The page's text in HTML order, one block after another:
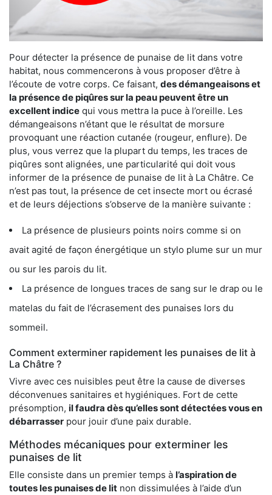
Pour détecter la présence de punaise de lit dans votre
habitat, nous commencerons à vous proposer d’être à
l’écoute de votre corps. Ce faisant, des démangeaisons et
la présence de piqûres sur la peau peuvent être un
excellent indice qui vous mettra la puce à l’oreille. Les
démangeaisons n’étant que le résultat de morsure
provoquant une réaction cutanée (rougeur, enflure). De
plus, vous verrez que la plupart du temps, les traces de
piqûres sont alignées, une particularité qui doit vous
informer de la présence de punaise de lit à La Châtre. Ce
n’est pas tout, la présence de cet insecte mort ou écrasé
et de leurs déjections s’observe de la manière suivante :
La présence de plusieurs points noirs comme si on
avait agité de façon énergétique un stylo plume sur un mur
ou sur les parois du lit.
La présence de longues traces de sang sur le drap ou le
matelas du fait de l’écrasement des punaises lors du
sommeil.
Comment exterminer rapidement les punaises de lit à
La Châtre ?
Vivre avec ces nuisibles peut être la cause de diverses
déconvenues sanitaires et hygiéniques. Fort de cette
présomption, il faudra dès qu’elles sont détectées vous en
débarrasser pour jouir d’une paix durable.
Méthodes mécaniques pour exterminer les
punaises de lit
Elle consiste dans un premier temps à l’aspiration de
toutes les punaises de lit non dissimulées à l’aide d’un